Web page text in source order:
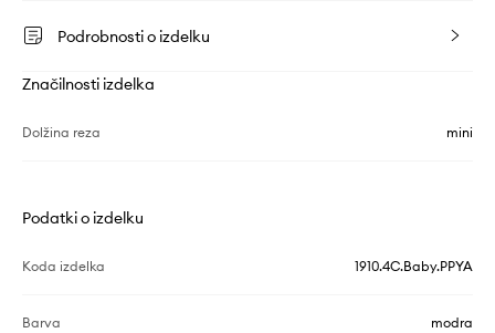
Podrobnosti o izdelku
Značilnosti izdelka
Dolžina reza mini
Podatki o izdelku
Koda izdelka 1910.4C.Baby.PPYA
Barva modra